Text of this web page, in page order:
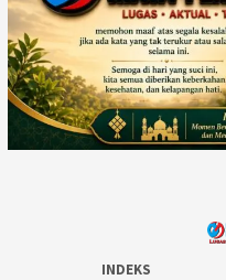
INDEKS